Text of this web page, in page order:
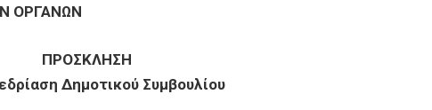
ΟΡΓΑΝΩΝ
ΠΡΟΣΚΛΗΣΗ
Δημοτικού Συμβουλίου